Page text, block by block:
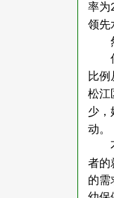
率为
领先
比例
松江
少，
动。
者的
的需